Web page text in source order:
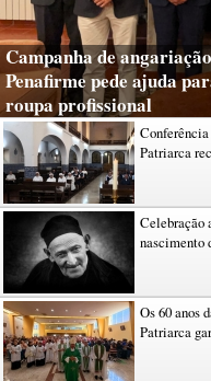
Campanha de
Penafirme pede ajuda
roupa profissional
Conferência
Patriarca
Celebração
nascimento
Os 60 anos
Patriarca